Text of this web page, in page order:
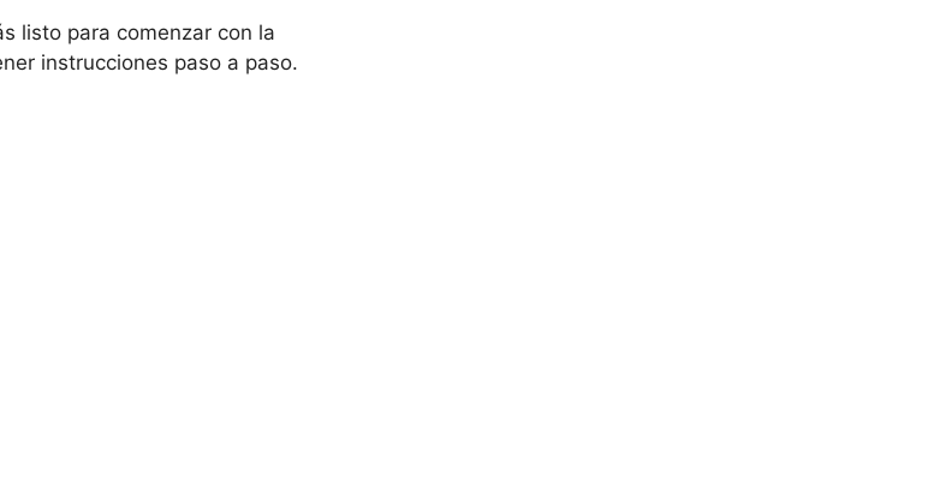
listo para comenzar con la
instrucciones paso a paso.